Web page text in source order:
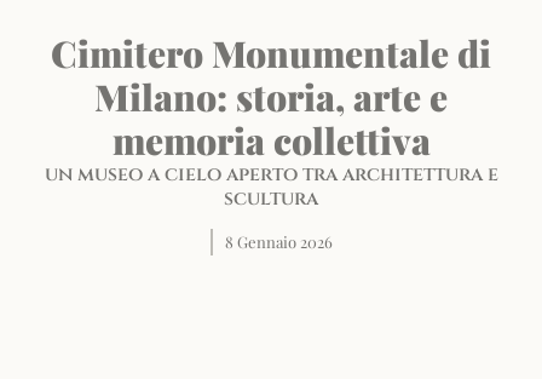
Cimitero Monumentale di
Milano: storia, arte e
memoria collettiva
un museo a cielo aperto tra architettura e
scultura
8 Gennaio 2026